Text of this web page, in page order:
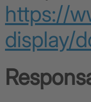
https://
display/